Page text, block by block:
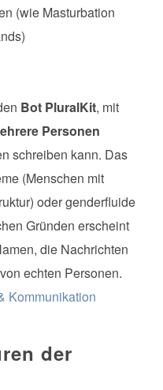
(wie Masturbation
Bot PluralKit, mit
Personen
schreiben kann. Das
(Menschen mit
oder genderfluide
Gründen erscheint
die Nachrichten
echten Personen.
Kommunikation
der